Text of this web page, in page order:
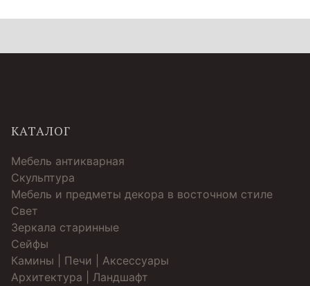
КАТАЛОГ
Мебель антикварная
Скульптура
Мебель и предметы декора в восточном стиле
Свет
Зеркала старинные
Cейфы
Камины | Печи | Аксессуары
Архитектура | Ландшафт